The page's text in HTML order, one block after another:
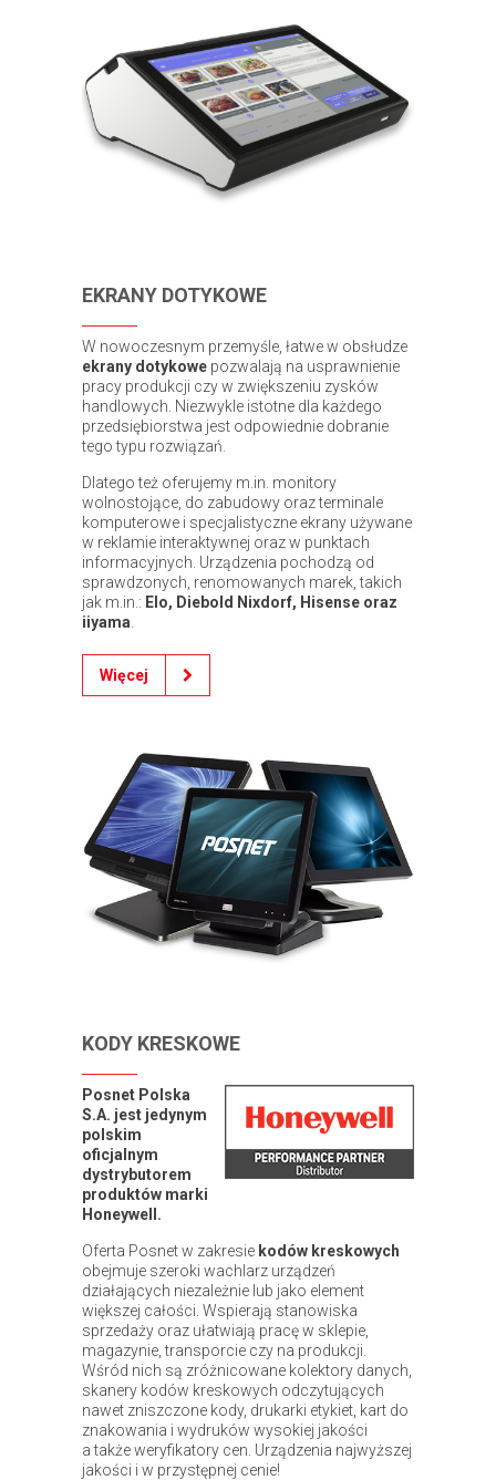
EKRANY DOTYKOWE
W nowoczesnym przemyśle, łatwe w obsłudze
ekrany dotykowe pozwalają na usprawnienie
pracy produkcji czy w zwiększeniu zysków
handlowych. Niezwykle istotne dla każdego
przedsiębiorstwa jest odpowiednie dobranie
tego typu rozwiązań.
Dlatego też oferujemy m.in. monitory
wolnostojące, do zabudowy oraz terminale
komputerowe i specjalistyczne ekrany używane
w reklamie interaktywnej oraz w punktach
informacyjnych. Urządzenia pochodzą od
sprawdzonych, renomowanych marek, takich
jak m.in.: Elo, Diebold Nixdorf, Hisense oraz
iiyama
Więcej
KODY KRESKOWE
Posnet Polska
S.A. jest jedynym
polskim
oficjalnym
dystrybutorem
produktów marki
Honeywell.
Oferta Posnet w zakresie kodów kreskowych
obejmuje szeroki wachlarz urządzeń
działających niezależnie lub jako element
większej całości. Wspierają stanowiska
sprzedaży oraz ułatwiają pracę w sklepie,
magazynie, transporcie czy na produkcji.
Wśród nich są zróżnicowane kolektory danych,
skanery kodów kreskowych odczytujących
nawet zniszczone kody, drukarki etykiet, kart do
znakowania i wydruków wysokiej jakości
a także weryfikatory cen. Urządzenia najwyższej
jakości i w przystępnej cenie!